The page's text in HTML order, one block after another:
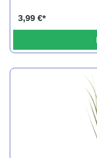
3,99 €*